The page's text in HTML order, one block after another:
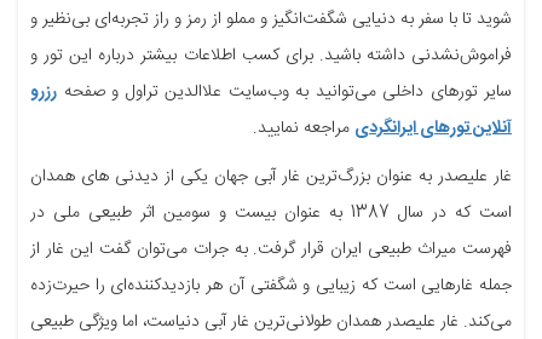
شوید تا با سفر به دنیایی شگفت‌انگیز و مملو از رمز و راز تجربه‌ای بی‌نظیر و
فراموش‌نشدنی داشته باشید. برای کسب اطلاعات بیشتر درباره این تور و
سایر تورهای داخلی می‌توانید به وب‌سایت علاالدین تراول و صفحه رزرو
آنلاین تورهای ایرانگردی مراجعه نمایید.
غار علیصدر به عنوان بزرگ‌ترین غار آبی جهان یکی از دیدنی ‌های همدان
است که در سال 1387 به عنوان بیست و سومین اثر طبیعی ملی در
فهرست میراث طبیعی ایران قرار گرفت. به جرات می‌توان گفت این غار از
جمله غارهایی است که زیبایی و شگفتی آن هر بازدیدکننده‌ای را حیرت‌زده
می‌کند. غار علیصدر همدان طولانی‌ترین غار آبی دنیاست، اما ویژگی طبیعی